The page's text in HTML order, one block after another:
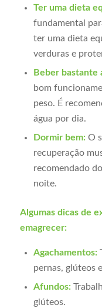
Ter uma dieta
fundamental
ter uma dieta
verduras e
Beber bastante
bom
peso. É
água por dia.
Dormir bem:O
recuperação
recomendado
noite.
Algumas dicas de
emagrecer:
Agachamentos:
pernas, glúteos
Afundos:
glúteos.